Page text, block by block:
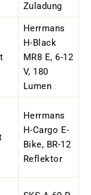
Zuladung
Herrmans
H-Black
MR8 E, 6-12
V, 180
Lumen
Herrmans
H-Cargo E-
Bike, BR-12
Reflektor